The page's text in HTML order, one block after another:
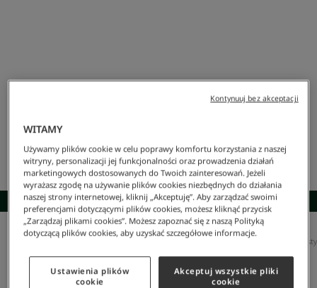
SKOMPLETUJ STYLIZACJĘ
Lacoste/ Mężczyzna Koszulki Polo Koszulka Polo Smart Paris Regular Fit Z
Koszulka Polo Smart Paris Regular Fit Z Elastycznej
Bawełny Z Kontrastowym Wykończeniem
WITAMY
Używamy plików cookie w celu poprawy komfortu korzystania z naszej
witryny, personalizacji jej funkcjonalności oraz prowadzenia działań
marketingowych dostosowanych do Twoich zainteresowań. Jeżeli
wyrażasz zgodę na używanie plików cookies niezbędnych do działania
naszej strony internetowej, kliknij „Akceptuję”. Aby zarządzać swoimi
preferencjami dotyczącymi plików cookies, możesz kliknąć przycisk
„Zarządzaj plikami cookies”. Możesz zapoznać się z naszą Polityką
dotyczącą plików cookies, aby uzyskać szczegółowe informacje.
Ustawienia plików
cookie
Akceptuj wszystkie pliki
cookie
Kontynuuj bez akceptacji